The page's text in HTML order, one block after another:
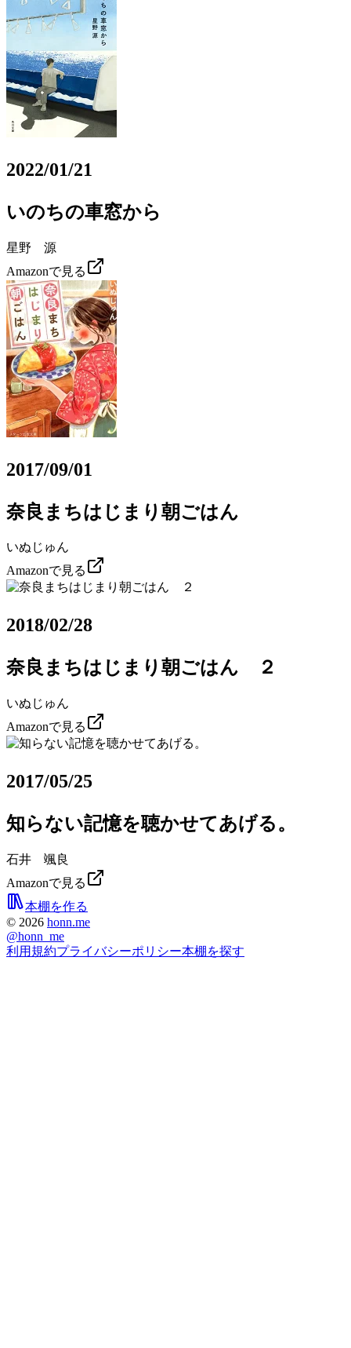
2022/01/21
いのちの車窓から
星野 源
Amazonで見る
2017/09/01
奈良まちはじまり朝ごはん
いぬじゅん
Amazonで見る
2018/02/28
奈良まちはじまり朝ごはん ２
いぬじゅん
Amazonで見る
2017/05/25
知らない記憶を聴かせてあげる。
石井 颯良
Amazonで見る
本棚を作る
© 2026 honn.me
@honn_me
利用規約プライバシーポリシー本棚を探す